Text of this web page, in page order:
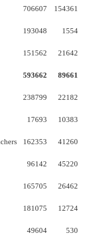
706607 154361
193048 1554
151562 21642
593662 89661
238799 22182
17693 10383
162353 41260
96142 45220
165705 26462
181075 12724
49604 530